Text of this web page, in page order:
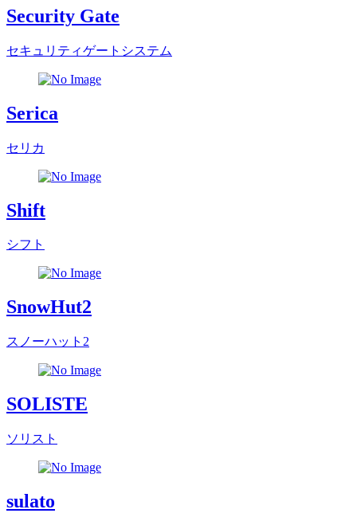
Security Gate
セキュリティゲートシステム
Serica
セリカ
Shift
シフト
SnowHut2
スノーハット2
SOLISTE
ソリスト
sulato